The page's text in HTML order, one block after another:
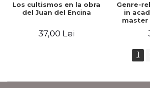
Los cultismos en la obra
del Juan del Encina
37,00 Lei
Genre-
in
master
1